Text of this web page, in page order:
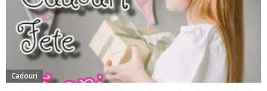
Cadouri